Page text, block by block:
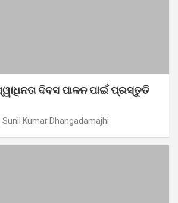
ଦିବସ ପାଳନ ପାଇଁ ପ୍ରସ୍ତୁତି
Sunil Kumar Dhangadamajhi